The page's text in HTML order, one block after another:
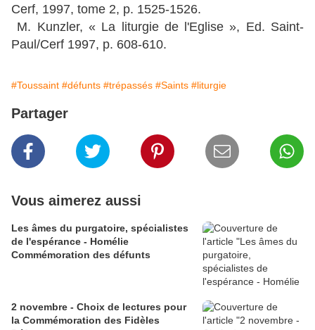
Cerf, 1997, tome 2, p. 1525-1526.
M. Kunzler, « La liturgie de l'Eglise », Ed. Saint-
Paul/Cerf 1997, p. 608-610.
#Toussaint #défunts #trépassés #Saints #liturgie
Partager
Vous aimerez aussi
Les âmes du purgatoire, spécialistes
de l'espérance - Homélie
Commémoration des défunts
2 novembre - Choix de lectures pour
la Commémoration des Fidèles